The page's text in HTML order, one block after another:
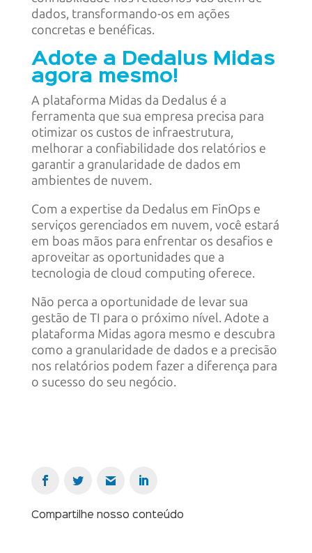
dados, transformando-os em ações
concretas e benéficas.
Adote a Dedalus Midas
agora mesmo!
A plataforma Midas da Dedalus é a
ferramenta que sua empresa precisa para
otimizar os custos de infraestrutura,
melhorar a confiabilidade dos relatórios e
garantir a granularidade de dados em
ambientes de nuvem.
Com a expertise da Dedalus em FinOps e
serviços gerenciados em nuvem, você estará
em boas mãos para enfrentar os desafios e
aproveitar as oportunidades que a
tecnologia de cloud computing oferece.
Não perca a oportunidade de levar sua
gestão de TI para o próximo nível. Adote a
plataforma Midas agora mesmo e descubra
como a granularidade de dados e a precisão
nos relatórios podem fazer a diferença para
o sucesso do seu negócio.